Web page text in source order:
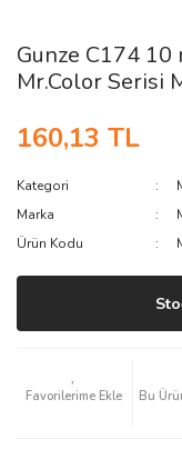
Gunze C174
Mr.Color Serisi
160,13 TL
Kategori
Marka
Ürün Kodu
Bu